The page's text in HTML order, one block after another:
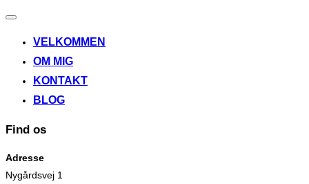
Slå
til/fra
VELKOMMEN
OM MIG
KONTAKT
BLOG
Find os
Adresse
Nygårdsvej 1